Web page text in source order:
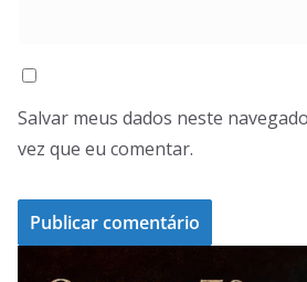
Salvar meus dados neste
vez que eu comentar.